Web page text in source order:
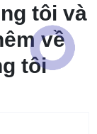
tôi và
về
tôi